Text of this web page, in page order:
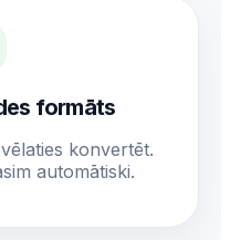
formāts
konvertēt.
automātiski.